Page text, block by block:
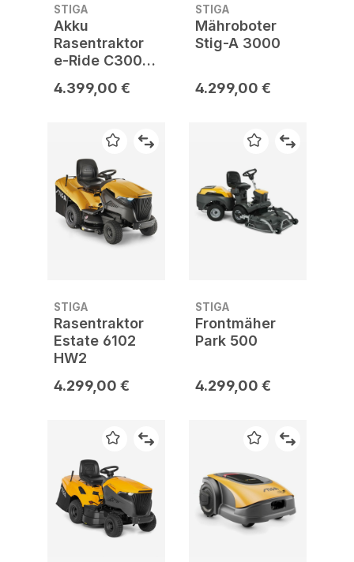
STIGA
Akku
Rasentraktor
e-Ride C300
Akku und
4.399,00 €
STIGA
Mähroboter
Stig-A 3000
4.299,00 €
STIGA
Rasentraktor
Estate 6102
HW2
4.299,00 €
STIGA
Frontmäher
Park 500
4.299,00 €